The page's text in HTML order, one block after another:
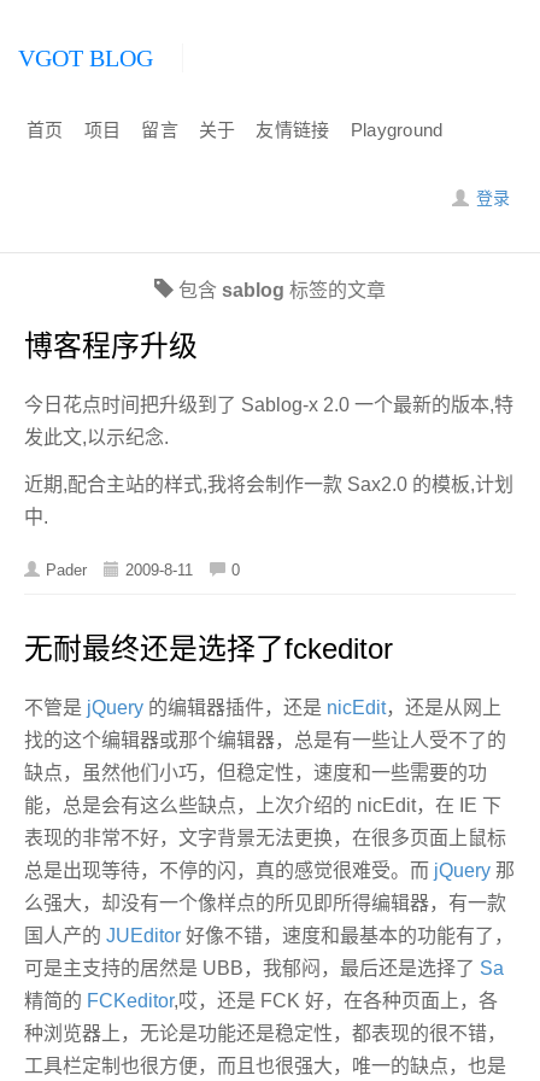
VGOT BLOG
首页 项目 留言 关于 友情链接 Playground
登录
包含 sablog 标签的文章
博客程序升级
今日花点时间把升级到了 Sablog-x 2.0 一个最新的版本,特
发此文,以示纪念.
近期,配合主站的样式,我将会制作一款 Sax2.0 的模板,计划
中.
Pader 2009-8-11 0
无耐最终还是选择了fckeditor
不管是 jQuery 的编辑器插件，还是 nicEdit，还是从网上
找的这个编辑器或那个编辑器，总是有一些让人受不了的
缺点，虽然他们小巧，但稳定性，速度和一些需要的功
能，总是会有这么些缺点，上次介绍的 nicEdit，在 IE 下
表现的非常不好，文字背景无法更换，在很多页面上鼠标
总是出现等待，不停的闪，真的感觉很难受。而 jQuery 那
么强大，却没有一个像样点的所见即所得编辑器，有一款
国人产的 JUEditor 好像不错，速度和最基本的功能有了，
可是主支持的居然是 UBB，我郁闷，最后还是选择了 Sa
精简的 FCKeditor,哎，还是 FCK 好，在各种页面上，各
种浏览器上，无论是功能还是稳定性，都表现的很不错，
工具栏定制也很方便，而且也很强大，唯一的缺点，也是